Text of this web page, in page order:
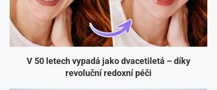
V 50 letech vypadá jako dvacetiletá – díky
revoluční redoxní péči